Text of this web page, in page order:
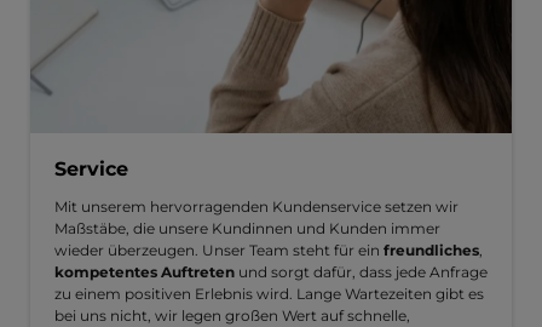
Service
Mit unserem hervorragenden Kundenservice setzen wir
Maßstäbe, die unsere Kundinnen und Kunden immer
wieder überzeugen. Unser Team steht für ein freundliches,
kompetentes Auftreten und sorgt dafür, dass jede Anfrage
zu einem positiven Erlebnis wird. Lange Wartezeiten gibt es
bei uns nicht, wir legen großen Wert auf schnelle,